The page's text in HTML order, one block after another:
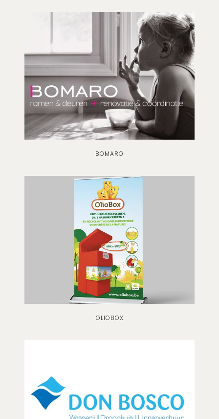
BOMARO
OLIOBOX